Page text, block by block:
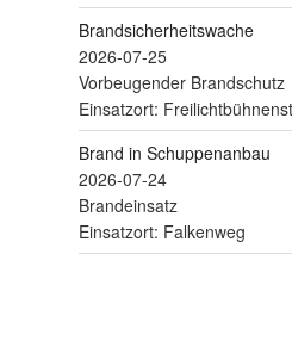
Brandsicherheitswache
2026-07-25
Vorbeugender Brandschutz
Einsatzort:
Brand in Schuppenanbau
2026-07-24
Brandeinsatz
Einsatzort: Falkenweg